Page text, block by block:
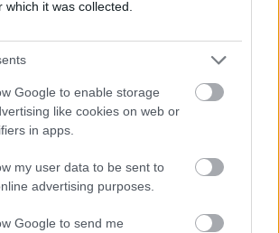
which it was collected.
Google to enable storage
like cookies on web or
in apps.
my user data to be sent to
advertising purposes.
Google to send me